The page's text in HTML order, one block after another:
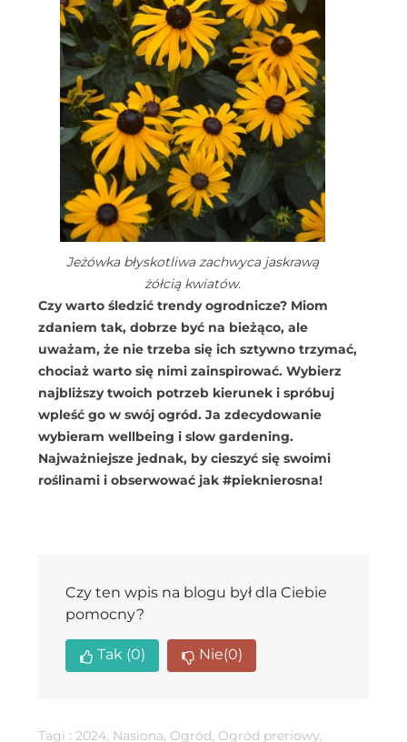
Jeżówka błyskotliwa zachwyca jaskrawą
żółcią kwiatów.
Czy warto śledzić trendy ogrodnicze? Miom
zdaniem tak, dobrze być na bieżąco, ale
uważam, że nie trzeba się ich sztywno trzymać,
chociaż warto się nimi zainspirować. Wybierz
najbliższy twoich potrzeb kierunek i spróbuj
wpleść go w swój ogród. Ja zdecydowanie
wybieram wellbeing i slow gardening.
Najważniejsze jednak, by cieszyć się swoimi
roślinami i obserwować jak #pieknierosna!
Czy ten wpis na blogu był dla Ciebie
pomocny?
Tak (0) Nie(0)
Tagi : 2024, Nasiona, Ogród, Ogród preriowy,